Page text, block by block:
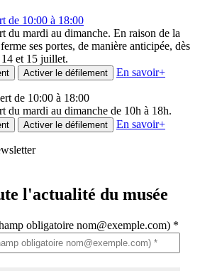
de 10:00 à 18:00
du mardi au dimanche. En raison de la
ses portes, de manière anticipée, dès
et 15 juillet.
Activer le défilement En savoir+
de 10:00 à 18:00
du mardi au dimanche de 10h à 18h.
Activer le défilement En savoir+
l'actualité du musée
obligatoire nom@exemple.com) *